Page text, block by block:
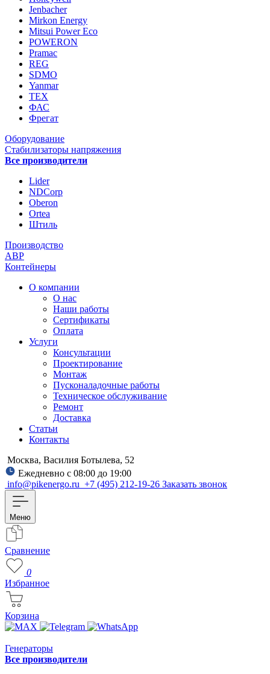
Jenbacher
Mirkon Energy
Mitsui Power Eco
POWERON
Pramac
REG
SDMO
Yanmar
ТЕХ
ФАС
Фрегат
Оборудование
Стабилизаторы напряжения
Все производители
Lider
NDCorp
Oberon
Ortea
Штиль
Производство
АВР
Контейнеры
О компании
О нас
Наши работы
Сертификаты
Оплата
Услуги
Консультации
Проектирование
Монтаж
Пусконаладочные работы
Техническое обслуживание
Ремонт
Доставка
Статьи
Контакты
Москва, Василия Ботылева, 52
Ежедневно с 08:00 до 19:00
info@pikenergo.ru +7 (495) 212-19-26 Заказать звонок
Меню
Сравнение
0
Избранное
Корзина
Генераторы
Все производители